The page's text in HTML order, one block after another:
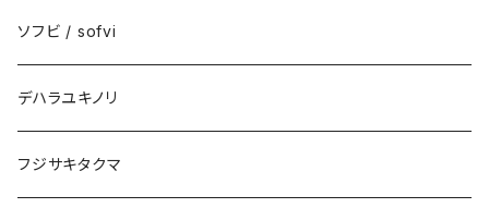
ソフビ / sofvi
デハラユキノリ
フジサキタクマ